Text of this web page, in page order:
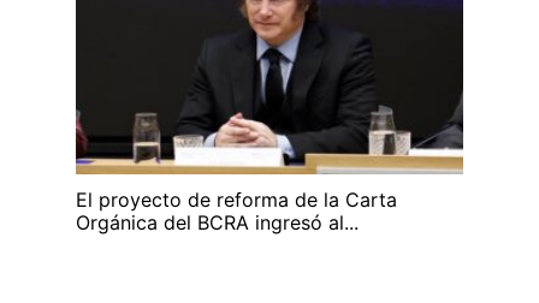
El proyecto de reforma de la Carta
Orgánica del BCRA ingresó al...